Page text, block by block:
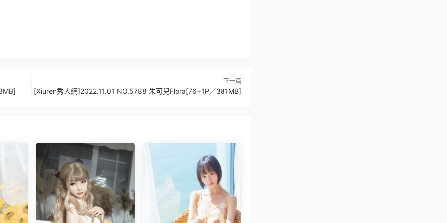
下一篇
[Xiuren秀人網]2022.11.01 NO.5788 朱可兒Flora[76+1P／381MB]